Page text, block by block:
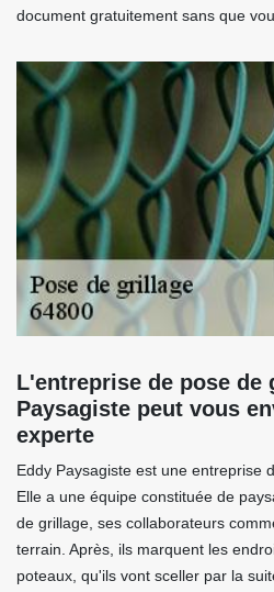
document gratuitement sans que
L'entreprise de pose de
Paysagiste peut vous
experte
Eddy Paysagiste est une entreprise
Elle a une équipe constituée de
de grillage, ses collaborateurs
terrain. Après, ils marquent les
poteaux, qu'ils vont sceller par la